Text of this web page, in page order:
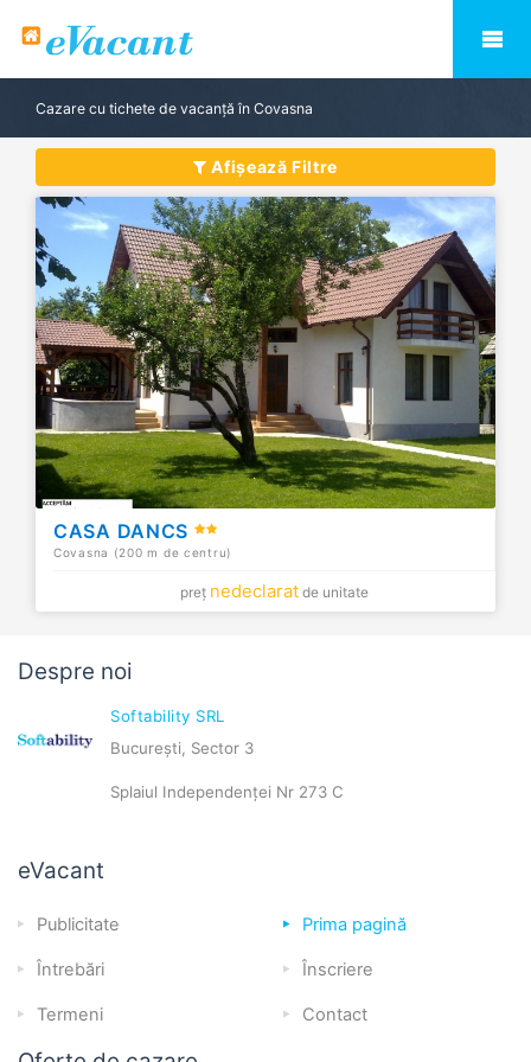
Cazare cu tichete de vacanță în Covasna
Afișează Filtre
CASA DANCS
Covasna (200 m de centru)
preț nedeclarat de unitate
Despre noi
Softability SRL
București, Sector 3
Splaiul Independenței Nr 273 C
eVacant
Publicitate Prima pagină
Întrebări Înscriere
Termeni Contact